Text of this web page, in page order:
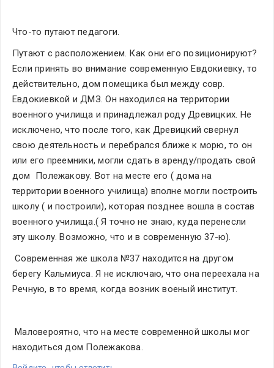
Что-то путают педагоги.
Путают с расположением. Как они его позиционируют?
Если принять во внимание современную Евдокиевку, то
действительно, дом помещика был между совр.
Евдокиевкой и ДМЗ. Он находился на территории
военного училища и принадлежал роду Древицких. Не
исключено, что после того, как Древицкий свернул
свою деятельность и перебрался ближе к морю, то он
или его преемники, могли сдать в аренду/продать свой
дом  Полежакову. Вот на месте его ( дома на
территории военного училища) вполне могли построить
школу ( и построили), которая позднее вошла в состав
военного училища.( Я точно не знаю, куда перенесли
эту школу. Возможно, что и в современную 37-ю).
Современная же школа №37 находится на другом
берегу Кальмиуса. Я не исключаю, что она переехала на
Речную, в то время, когда возник военый институт.
Маловероятно, что на месте современной школы мог
находиться дом Полежакова.